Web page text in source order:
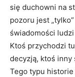
się duchowni na
pozoru jest
świadomości
Ktoś przychodzi
decyzją, ktoś inny
Tego typu